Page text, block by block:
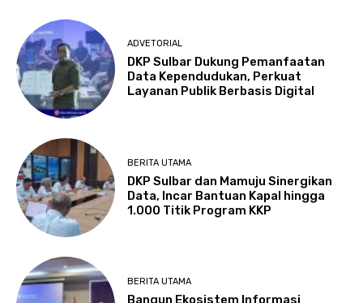
ADVETORIAL
DKP Sulbar Dukung Pemanfaatan
Data Kependudukan, Perkuat
Layanan Publik Berbasis Digital
BERITA UTAMA
DKP Sulbar dan Mamuju Sinergikan
Data, Incar Bantuan Kapal hingga
1.000 Titik Program KKP
BERITA UTAMA
Bangun Ekosistem Informasi